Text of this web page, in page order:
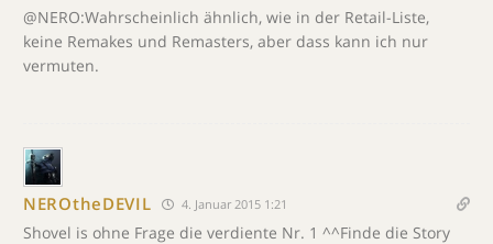
@NERO:Wahrscheinlich ähnlich, wie in der Retail-Liste,
keine Remakes und Remasters, aber dass kann ich nur
vermuten.
NEROtheDEVIL 4. Januar 2015 1:21
Shovel is ohne Frage die verdiente Nr. 1 ^^Finde die Story